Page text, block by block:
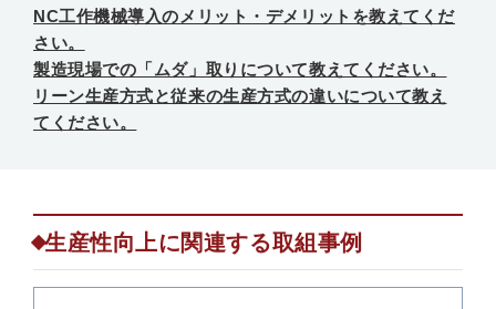
NC工作機械導入のメリット・デメリットを教えてくだ
さい。
製造現場での「ムダ」取りについて教えてください。
リーン生産方式と従来の生産方式の違いについて教え
てください。
生産性向上に関連する取組事例